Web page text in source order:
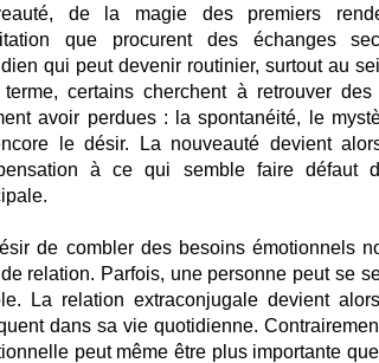
de la magie des premiers
que procurent des échanges
qui peut devenir routinier, surtout au
terme, certains cherchent à retrouver des
avoir perdues : la spontanéité, le
le désir. La nouveauté devient
à ce qui semble faire défaut
de combler des besoins émotionnels
relation. Parfois, une personne peut se
La relation extraconjugale devient
dans sa vie quotidienne.
peut même être plus importante